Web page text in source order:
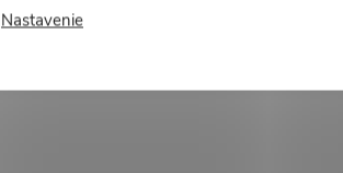
Nastavenie